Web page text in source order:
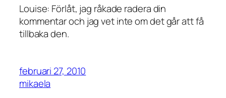
Louise: Förlåt, jag råkade radera din
kommentar och jag vet inte om det går att få
tillbaka den.
februari 27, 2010
mikaela